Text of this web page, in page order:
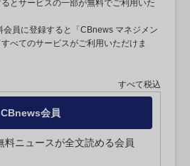
とサービスの一部が無料でご利用いた
員に登録すると「CBnews マネジメン
べてのサービスがご利用いただけま
すべて税込
CBnews会員
料ニュースが全文読める会員